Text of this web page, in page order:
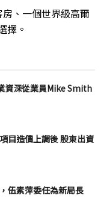
、一個世界級高爾
擇。
資深從業員Mike Smith
目造價上調後 股東出資
伍素萍委任為新局長